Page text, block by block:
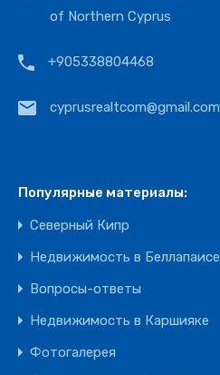
of Northern Cyprus
+905338804468
cyprusrealtcom@gmail.com
Популярные материалы:
Северный Кипр
Недвижимость в Беллапаисе
Вопросы-ответы
Недвижимость в Каршияке
Фотогалерея